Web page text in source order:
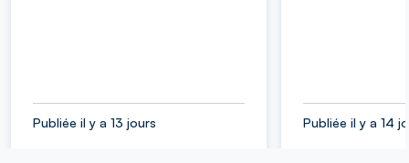
Publiée il y a 13 jours Publiée il y a 14